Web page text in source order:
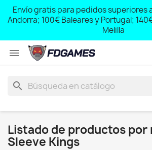
Envío gratis para pedidos superiores
Andorra; 100€ Baleares y Portugal;
Melilla

search
Listado de productos por
Sleeve Kings